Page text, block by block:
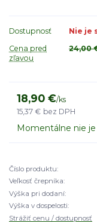
Dostupnosť
Nie je
Cena pred
zľavou
24,00
18,90 €/ks
15,37 € bez DPH
Momentálne nie je
Číslo produktu:
Veľkosť črepníka:
Výška pri dodaní:
Výška v dospelosti:
Strážiť cenu / dostupnosť